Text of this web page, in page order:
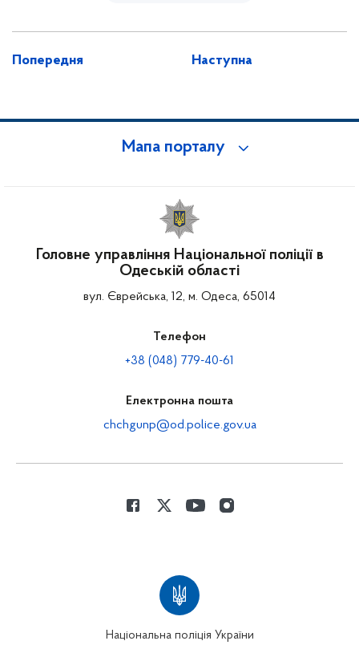
Попередня Наступна
Мапа порталу
Головне управління Національної поліції в
Одеській області
вул. Єврейська, 12, м. Одеса, 65014
Телефон
+38 (048) 779-40-61
Електронна пошта
chchgunp@od.police.gov.ua
Національна поліція України